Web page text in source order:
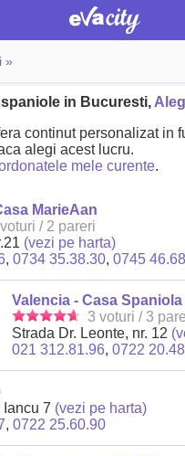
»
in Bucuresti,
continut personalizat in
alegi acest lucru.
mele curente.
MarieAan
/ 2 pareri
(vezi pe harta)
,0734 35.38.30,0745
Valencia - Casa Spaniola
3 voturi / 3
Strada Dr. Leonte, nr. 12
021 312.81.96,0722
Iancu 7 (vezi pe harta)
,0722 25.60.90